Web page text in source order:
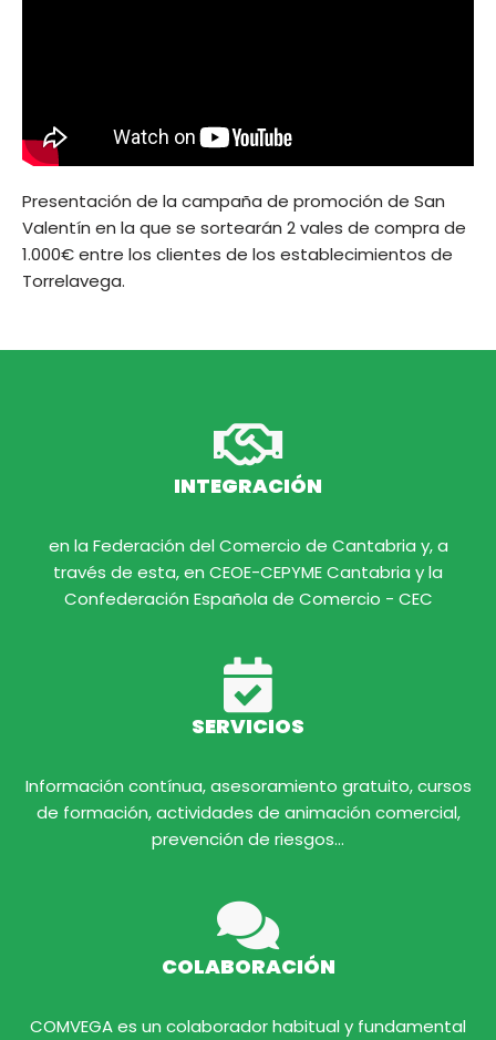
Presentación de la campaña de promoción de San
Valentín en la que se sortearán 2 vales de compra de
1.000€ entre los clientes de los establecimientos de
Torrelavega.
INTEGRACIÓN
en la Federación del Comercio de Cantabria y, a
través de esta, en CEOE-CEPYME Cantabria y la
Confederación Española de Comercio - CEC
SERVICIOS
Información contínua, asesoramiento gratuito, cursos
de formación, actividades de animación comercial,
prevención de riesgos...
COLABORACIÓN
COMVEGA es un colaborador habitual y fundamental